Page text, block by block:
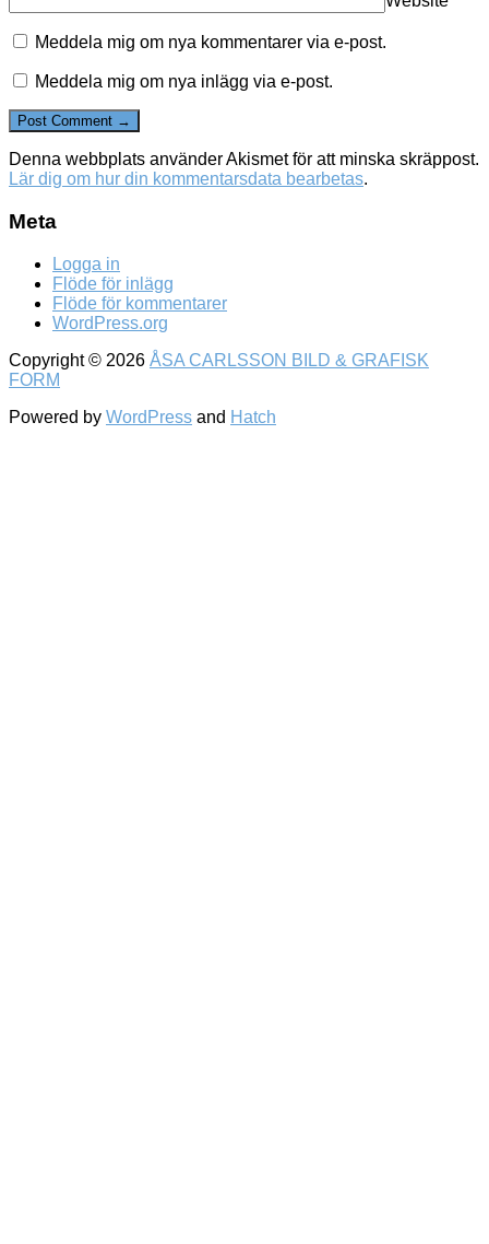
Meddela mig om nya kommentarer via e-post.
Meddela mig om nya inlägg via e-post.
Denna webbplats använder Akismet för att minska skräppost.
Lär dig om hur din kommentarsdata bearbetas.
Meta
Logga in
Flöde för inlägg
Flöde för kommentarer
WordPress.org
Copyright © 2026 ÅSA CARLSSON BILD & GRAFISK
FORM
Powered by WordPress and Hatch